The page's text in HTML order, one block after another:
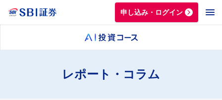
申し込み・ログイン
レポート・コラム